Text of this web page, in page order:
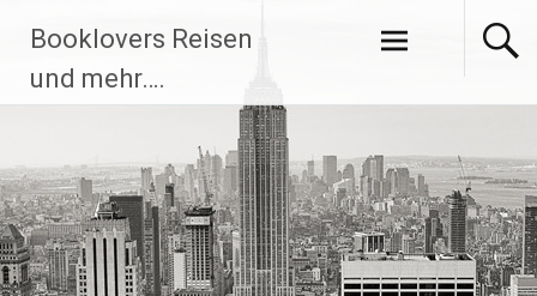
Inhalt
springen
Booklovers Reisen
und mehr….